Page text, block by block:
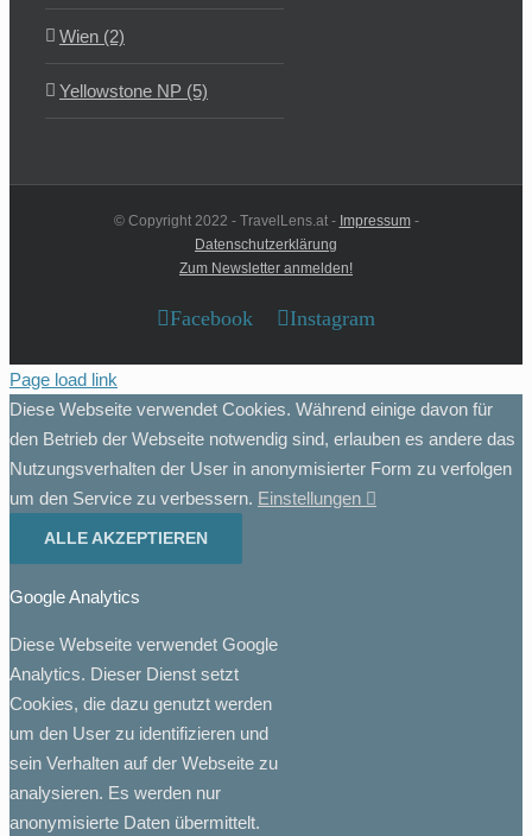
Wien (2)
Yellowstone NP (5)
© Copyright 2022 - TravelLens.at - Impressum-
Datenschutzerklärung
Zum Newsletter anmelden!
Facebook Instagram
Page load link
Diese Webseite verwendet Cookies. Während einige davon für
den Betrieb der Webseite notwendig sind, erlauben es andere das
Nutzungsverhalten der User in anonymisierter Form zu verfolgen
um den Service zu verbessern. Einstellungen
ALLE AKZEPTIEREN
Google Analytics
Diese Webseite verwendet Google
Analytics. Dieser Dienst setzt
Cookies, die dazu genutzt werden
um den User zu identifizieren und
sein Verhalten auf der Webseite zu
analysieren. Es werden nur
anonymisierte Daten übermittelt.